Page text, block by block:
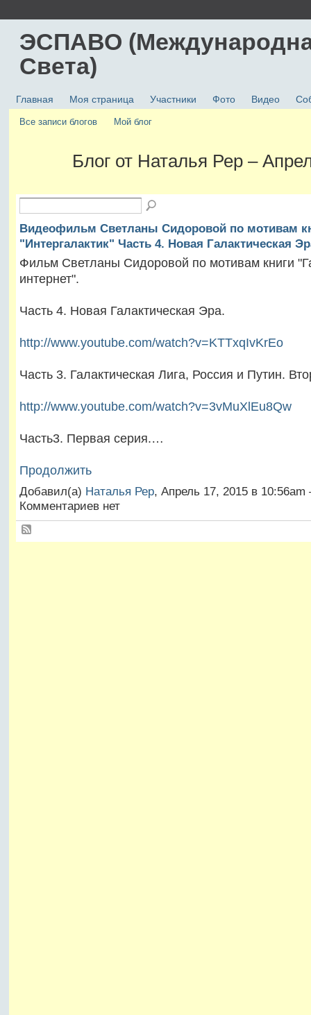
ЭСПАВО
Света)
Главная Моя страница Участники Фото Видео
Все записи блогов Мой блог
Блог от Наталья Рер –
Видеофильм Светланы Сидоровой по мотивам
"Интергалактик" Часть 4. Новая Галактическая
Фильм Светланы Сидоровой по мотивам книги
интернет".
Часть 4. Новая Галактическая Эра.
http://www.youtube.com/watch?v=KTTxqIvKrEo
Часть 3. Галактическая Лига, Россия и Путин.
http://www.youtube.com/watch?v=3vMuXlEu8Qw
Часть3. Первая серия.…
Продолжить
Добавил(а) Наталья Рер, Апрель 17, 2015 в
Комментариев нет